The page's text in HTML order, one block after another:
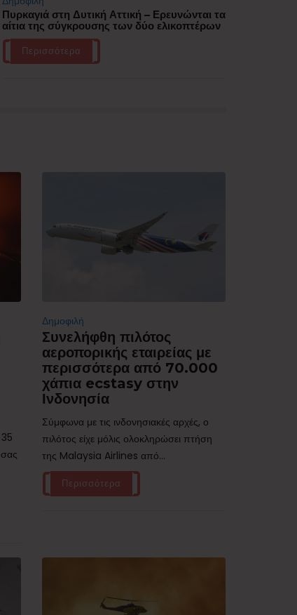
Πυρκαγιά στη Δυτική Αττική – Ερευνώνται τα
αίτια της σύγκρουσης των δύο ελικοπτέρων
Περισσότερα
Δημοφιλή
Συνελήφθη πιλότος
αεροπορικής εταιρείας με
περισσότερα από 70.000
χάπια ecstasy στην
Ινδονησία
Σύμφωνα με τις ινδονησιακές αρχές, ο
πιλότος είχε μόλις ολοκληρώσει πτήση
της Malaysia Airlines από...
Περισσότερα